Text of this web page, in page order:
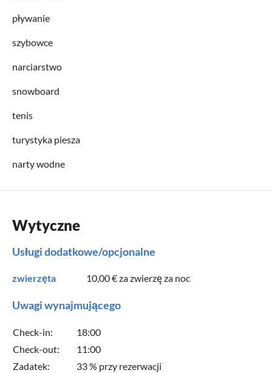
pływanie
szybowce
narciarstwo
snowboard
tenis
turystyka piesza
narty wodne
Wytyczne
Usługi dodatkowe/opcjonalne
zwierzęta 10,00 €za zwierzę za noc
Uwagi wynajmującego
Check-in:
18:00
Check-out:
11:00
Zadatek:
33 % przy rezerwacji